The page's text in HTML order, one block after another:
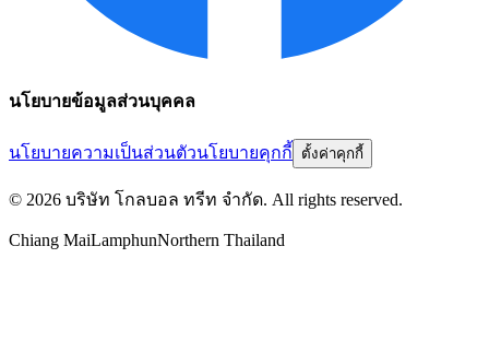
นโยบายข้อมูลส่วนบุคคล
นโยบายความเป็นส่วนตัวนโยบายคุกกี้ ตั้งค่าคุกกี้
© 2026 บริษัท โกลบอล ทรีท จำกัด. All rights reserved.
Chiang MaiLamphunNorthern Thailand